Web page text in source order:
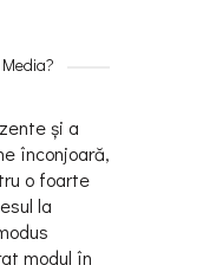
şi a
înconjoară,
o foarte
la
modul în